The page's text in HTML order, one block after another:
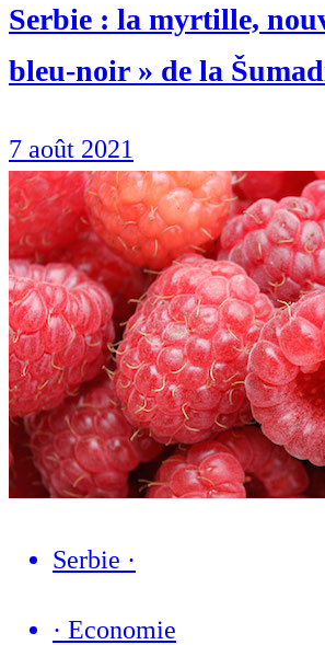
Serbie : la myrtille,
bleu-noir » de la
7 août 2021
Serbie ·
· Economie